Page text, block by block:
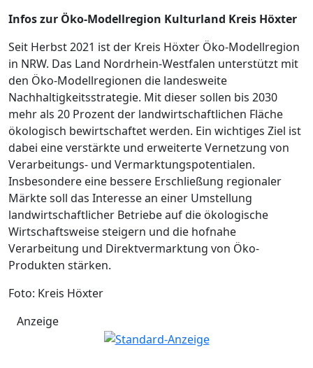
Infos zur Öko-Modellregion Kulturland Kreis Höxter
Seit Herbst 2021 ist der Kreis Höxter Öko-Modellregion
in NRW. Das Land Nordrhein-Westfalen unterstützt mit
den Öko-Modellregionen die landesweite
Nachhaltigkeitsstrategie. Mit dieser sollen bis 2030
mehr als 20 Prozent der landwirtschaftlichen Fläche
ökologisch bewirtschaftet werden. Ein wichtiges Ziel ist
dabei eine verstärkte und erweiterte Vernetzung von
Verarbeitungs- und Vermarktungspotentialen.
Insbesondere eine bessere Erschließung regionaler
Märkte soll das Interesse an einer Umstellung
landwirtschaftlicher Betriebe auf die ökologische
Wirtschaftsweise steigern und die hofnahe
Verarbeitung und Direktvermarktung von Öko-
Produkten stärken.
Foto: Kreis Höxter
Anzeige